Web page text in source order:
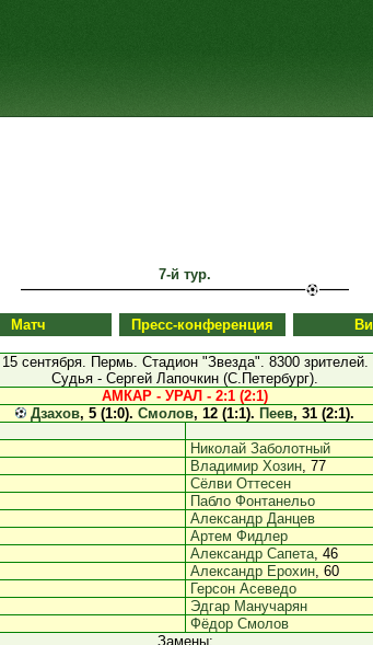
7-й тур.
Матч Пресс-конференция
15 сентября. Пермь. Стадион "Звезда". 8300 зрителей.
Судья - Сергей Лапочкин (С.Петербург).
АМКАР - УРАЛ - 2:1 (2:1)
Дзахов, 5 (1:0). Смолов, 12 (1:1). Пеев, 31 (2:1).
Николай Заболотный
Владимир Хозин, 77
Сёлви Оттесен
Пабло Фонтанельо
Александр Данцев
Артем Фидлер
Александр Сапета, 46
Александр Ерохин, 60
Герсон Асеведо
Эдгар Манучарян
Фёдор Смолов
Замены: